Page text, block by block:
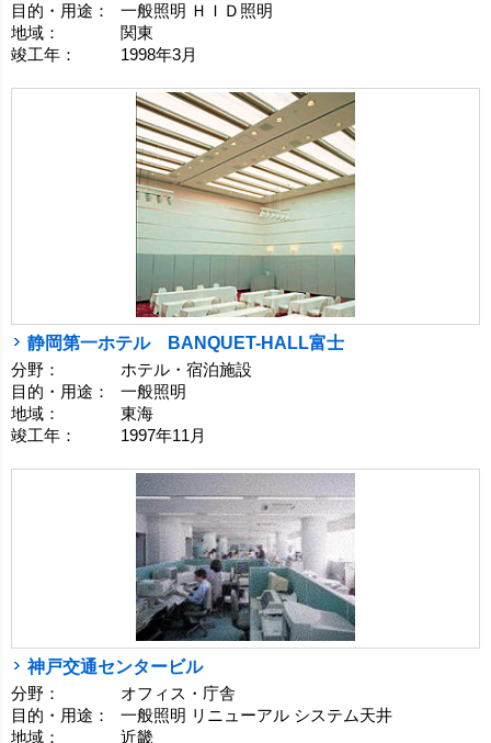
目的・用途：
一般照明 ＨＩＤ照明
地域：
関東
竣工年：
1998年3月
静岡第一ホテル BANQUET-HALL富士
分野：
ホテル・宿泊施設
目的・用途：
一般照明
地域：
東海
竣工年：
1997年11月
神戸交通センタービル
分野：
オフィス・庁舎
目的・用途：
一般照明 リニューアル システム天井
地域：
近畿